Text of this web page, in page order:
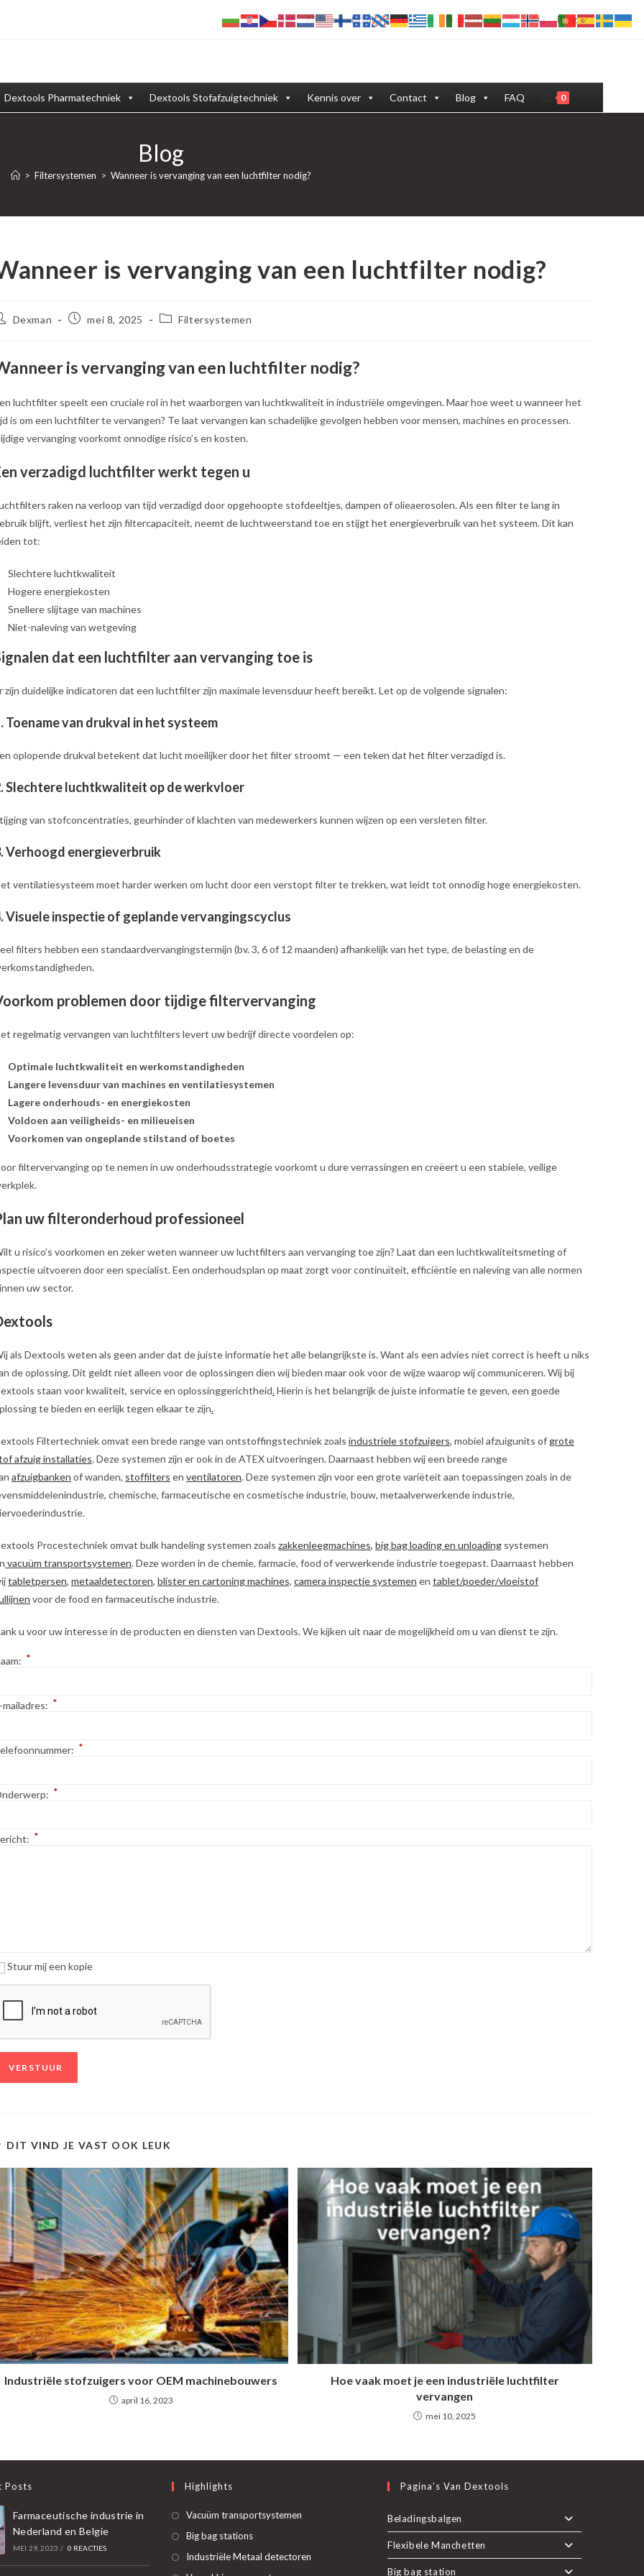
Winkel Afdeling stofafzuigsystemen Procestechniek FAQ Blog
Dextools Pharmatechniek Dextools Stofafzuigtechniek Kennis over Contact Blog FAQ 0
Blog
> Filtersystemen > Wanneer is vervanging van een luchtfilter nodig?
is vervanging van een luchtfilter nodig?
Dexman
Berichtmei 8, 2025 Berichtcategorie:
Filtersystemen
is vervanging van een luchtfilter nodig?
luchtfilter speelt een cruciale rol in het waarborgen van luchtkwaliteit in industriële omgevingen. Maar hoe weet u wanneer het
is om een luchtfilter te vervangen? Te laat vervangen kan schadelijke gevolgen hebben voor mensen, machines en processen.
vervanging voorkomt onnodige risico’s en kosten.
verzadigd luchtfilter werkt tegen u
raken na verloop van tijd verzadigd door opgehoopte stofdeeltjes, dampen of olieaerosolen. Als een filter te lang in
blijft, verliest het zijn filtercapaciteit, neemt de luchtweerstand toe en stijgt het energieverbruik van het systeem. Dit kan
tot:
Slechtere luchtkwaliteit
Hogere energiekosten
Snellere slijtage van machines
Niet-naleving van wetgeving
dat een luchtfilter aan vervanging toe is
zijn duidelijke indicatoren dat een luchtfilter zijn maximale levensduur heeft bereikt. Let op de volgende signalen:
Toename van drukval in het systeem
oplopende drukval betekent dat lucht moeilijker door het filter stroomt — een teken dat het filter verzadigd is.
Slechtere luchtkwaliteit op de werkvloer
van stofconcentraties, geurhinder of klachten van medewerkers kunnen wijzen op een versleten filter.
Verhoogd energieverbruik
ventilatiesysteem moet harder werken om lucht door een verstopt filter te trekken, wat leidt tot onnodig hoge energiekosten.
Visuele inspectie of geplande vervangingscyclus
filters hebben een standaardvervangingstermijn (bv. 3, 6 of 12 maanden) afhankelijk van het type, de belasting en de
problemen door tijdige filtervervanging
regelmatig vervangen van luchtfilters levert uw bedrijf directe voordelen op:
Optimale luchtkwaliteit en werkomstandigheden
Langere levensduur van machines en ventilatiesystemen
Lagere onderhouds- en energiekosten
Voldoen aan veiligheids- en milieueisen
Voorkomen van ongeplande stilstand of boetes
filtervervanging op te nemen in uw onderhoudsstrategie voorkomt u dure verrassingen en creëert u een stabiele, veilige
uw filteronderhoud professioneel
u risico’s voorkomen en zeker weten wanneer uw luchtfilters aan vervanging toe zijn? Laat dan een luchtkwaliteitsmeting of
uitvoeren door een specialist. Een onderhoudsplan op maat zorgt voor continuïteit, efficiëntie en naleving van alle normen
uw sector.
als Dextools weten als geen ander dat de juiste informatie het alle belangrijkste is. Want als een advies niet correct is heeft u niks
de oplossing. Dit geldt niet alleen voor de oplossingen dien wij bieden maar ook voor de wijze waarop wij communiceren. Wij bij
staan voor kwaliteit, service en oplossinggerichtheid.Hierin is het belangrijk de juiste informatie te geven, een goede
te bieden en eerlijk tegen elkaar te zijn.
Filtertechniek omvat een brede range van ontstoffingstechniek zoals industriele stofzuigers, mobiel afzuigunits of grote
afzuig installaties. Deze systemen zijn er ook in de ATEX uitvoeringen. Daarnaast hebben wij een breede range
afzuigbanken of wanden, stoffilters en ventilatoren. Deze systemen zijn voor een grote variëteit aan toepassingen zoals in de
chemische, farmaceutische en cosmetische industrie, bouw, metaalverwerkende industrie,
Procestechniek omvat bulk handeling systemen zoals zakkenleegmachines, big bag loading en unloading systemen
vacuüm transportsystemen. Deze worden in de chemie, farmacie, food of verwerkende industrie toegepast. Daarnaast hebben
tabletpersen, metaaldetectoren, blister en cartoning machines, camera inspectie systemen en tablet/poeder/vloeistof
voor de food en farmaceutische industrie.
u voor uw interesse in de producten en diensten van Dextools. We kijken uit naar de mogelijkheid om u van dienst te zijn.
*
mailadres: *
*
*
*
Stuur mij een kopie
DIT VIND JE VAST OOK LEUK
Industriële stofzuigers voor OEM machinebouwers
april 16, 2023
Hoe vaak moet je een industriële luchtfilter
vervangen
mei 10, 2025
Posts
Farmaceutische industrie in
Nederland en Belgie
MEI 29, 2023 / 0 REACTIES
Highlights
Vacuüm transportsystemen
Big bag stationsOpent
in
Industriële Metaal detectoren
Pagina’s Van Dextools
Beladingsbalgen
Flexibele Manchetten
Big bag station